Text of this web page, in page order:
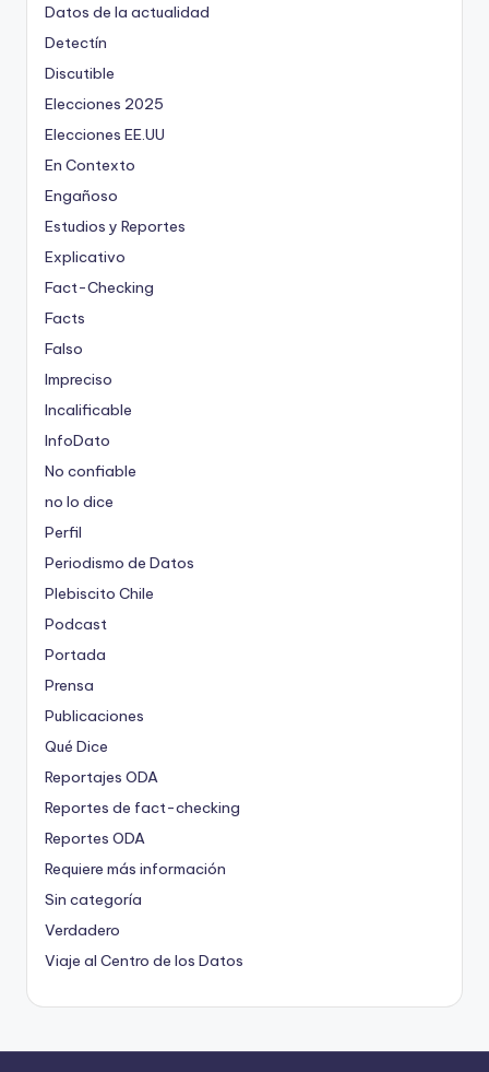
Datos de la actualidad
Detectín
Discutible
Elecciones 2025
Elecciones EE.UU
En Contexto
Engañoso
Estudios y Reportes
Explicativo
Fact-Checking
Facts
Falso
Impreciso
Incalificable
InfoDato
No confiable
no lo dice
Perfil
Periodismo de Datos
Plebiscito Chile
Podcast
Portada
Prensa
Publicaciones
Qué Dice
Reportajes ODA
Reportes de fact-checking
Reportes ODA
Requiere más información
Sin categoría
Verdadero
Viaje al Centro de los Datos